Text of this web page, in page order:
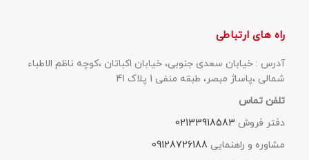
راه های ارتباطی
آدرس : خیابان سعدی جنوبی، خیابان اکباتان ،کوچه ناظم الاطباء
شمالی ،پاساژ مبصر، طبقه منفی 1 پلاک 41
تلفن تماس
دفتر فروش 02133918583
مشاوره و راهنمایی 09128726188